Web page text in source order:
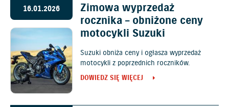
16.01.2026
Zimowa wyprzedaż
rocznika – obniżone ceny
motocykli Suzuki
Suzuki obniża ceny i ogłasza wyprzedaż
motocykli z poprzednich roczników.
DOWIEDZ SIĘ WIĘCEJ